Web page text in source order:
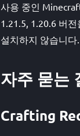
사용 중인
1.21.5, 1.20.6 버
설치하지 않습니다.
자주 묻는
Crafting